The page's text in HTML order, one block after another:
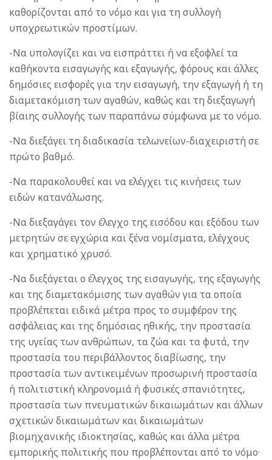
καθορίζονται από το νόμο και για τη συλλογή
υποχρεωτικών προστίμων.
-Να υπολογίζει και να εισπράττει ή να εξοφλεί τα
καθήκοντα εισαγωγής και εξαγωγής, φόρους και άλλες
δημόσιες εισφορές για την εισαγωγή, την εξαγωγή ή τη
διαμετακόμιση των αγαθών, καθώς και τη διεξαγωγή
βίαιης συλλογής των παραπάνω σύμφωνα με το νόμο.
-Να διεξάγει τη διαδικασία τελωνείων-διαχειριστή σε
πρώτο βαθμό.
-Να παρακολουθεί και να ελέγχει τις κινήσεις των
ειδών κατανάλωσης.
-Να διεξαγάγει τον έλεγχο της εισόδου και εξόδου των
μετρητών σε εγχώρια και ξένα νομίσματα, ελέγχους
και χρηματικό χρυσό.
-Να διεξάγεται ο έλεγχος της εισαγωγής, της εξαγωγής
και της διαμετακόμισης των αγαθών για τα οποία
προβλέπεται ειδικά μέτρα προς το συμφέρον της
ασφάλειας και της δημόσιας ηθικής, την προστασία
της υγείας των ανθρώπων, τα ζώα και τα φυτά, την
προστασία του περιβάλλοντος διαβίωσης, την
προστασία των αντικειμένων προσωρινή προστασία
ή πολιτιστική κληρονομιά ή φυσικές σπανιότητες,
προστασία των πνευματικών δικαιωμάτων και άλλων
σχετικών δικαιωμάτων και δικαιωμάτων
βιομηχανικής ιδιοκτησίας, καθώς και άλλα μέτρα
εμπορικής πολιτικής που προβλέπονται από το νόμο·